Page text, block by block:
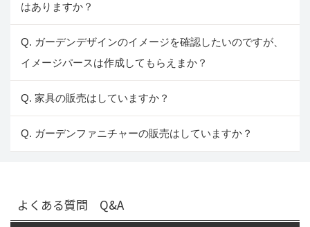
はありますか？
Q. ガーデンデザインのイメージを確認したいのですが、
イメージパースは作成してもらえまか？
Q. 家具の販売はしていますか？
Q. ガーデンファニチャーの販売はしていますか？
よくある質問 Q&A